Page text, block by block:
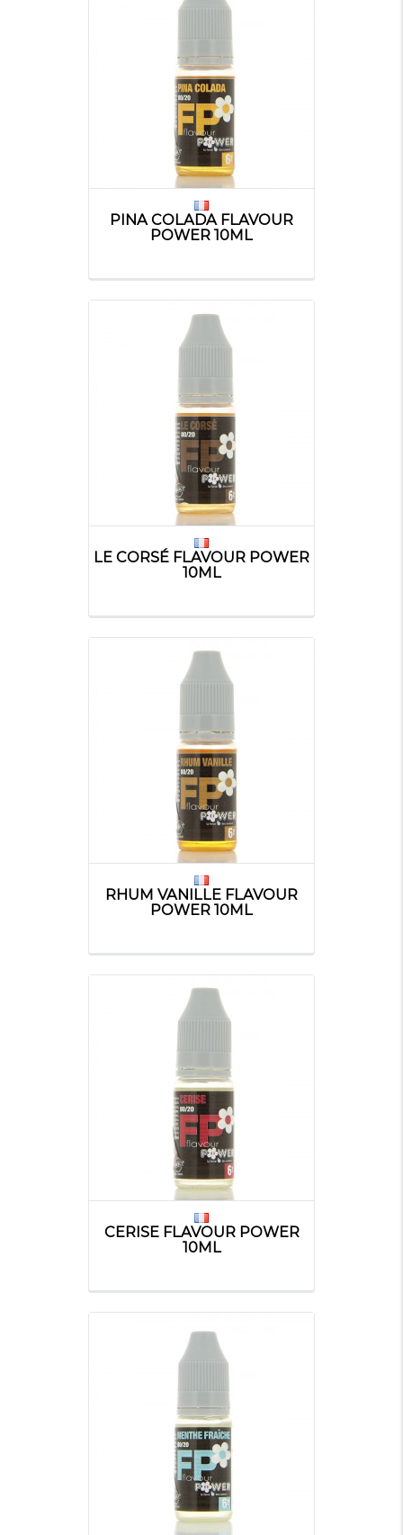
PINA COLADA FLAVOUR
POWER 10ML
LE CORSÉ FLAVOUR POWER
10ML
RHUM VANILLE FLAVOUR
POWER 10ML
CERISE FLAVOUR POWER
10ML